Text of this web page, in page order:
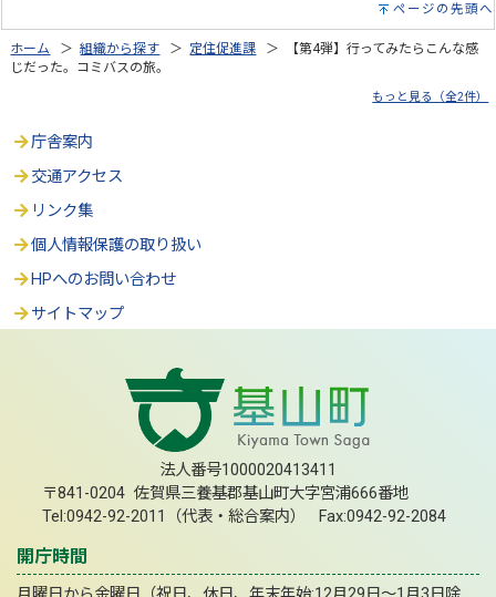
ページの先頭へ
ホーム ＞組織から探す ＞ 定住促進課 ＞ 【第4弾】行ってみたらこんな感
じだった。コミバスの旅。
もっと見る（全2件）
庁舎案内
交通アクセス
リンク集
個人情報保護の取り扱い
HPへのお問い合わせ
サイトマップ
法人番号1000020413411
〒841-0204 佐賀県三養基郡基山町大字宮浦666番地
Tel:0942-92-2011（代表・総合案内） Fax:0942-92-2084
開庁時間